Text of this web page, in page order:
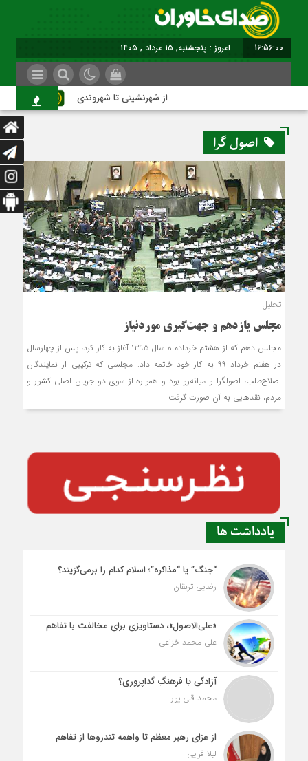
16:56:01 امروز : پنجشنبه, ۱۵ مرداد , ۱۴۰۵
از شهرنشینی تا شهروندی
اصول گرا
تحلیل
مجلس یازدهم و جهت‌گیری موردنیاز
مجلس دهم که از هشتم خردادماه سال ۱۳۹۵ آغاز به کار کرد، پس از چهارسال
در هفتم خرداد 99 به کار خود خاتمه داد. مجلسی که ترکیبی از نمایندگان
اصلاح‌طلب، اصولگرا و میانه‌رو بود و همواره از سوی دو جریان اصلی کشور و
مردم، نقدهایی به آن صورت گرفت
یادداشت ها
“جنگ” یا “مذاکره”؛ اسلام کدام را برمی‌گزیند؟
رضایی تربقان
«علی‌الاصول»، دستاویزی برای مخالفت با تفاهم
علی محمد خزاعی
آزادگی یا فرهنگِ گداپروری؟
محمد قلی پور
از عزای رهبر معظم تا واهمه تندروها از تفاهم
لیلا قرایی